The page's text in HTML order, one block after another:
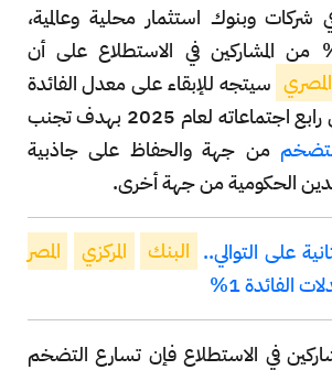
شركات وبنوك استثمار محلية وعالمية،
المصري سيتجه للإبقاء على معدل الفائدة
الحالي دون تغيير في رابع اجتماعاته لعام 2025 بهدف تجنب
من جهة والحفاظ على جاذبية
الحكومية من جهة أخرى.
على التوالي.. البنك المركزي
المصر
الفائدة 1%
في الاستطلاع فإن تسارع التضخم